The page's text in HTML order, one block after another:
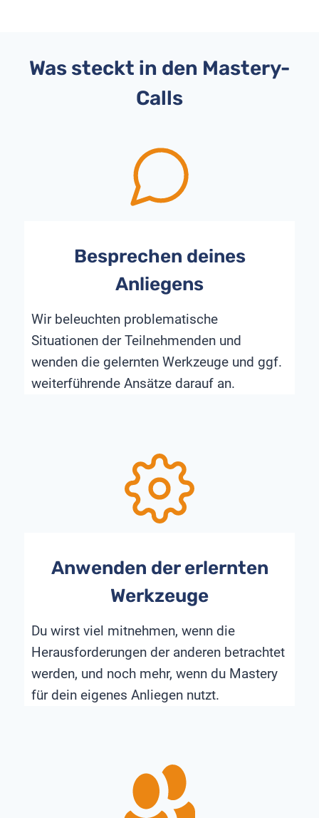
Was steckt in den Mastery-
Calls
Besprechen deines
Anliegens
Wir beleuchten problematische
Situationen der Teilnehmenden und
wenden die gelernten Werkzeuge und ggf.
weiterführende Ansätze darauf an.
Anwenden der erlernten
Werkzeuge
Du wirst viel mitnehmen, wenn die
Herausforderungen der anderen betrachtet
werden, und noch mehr, wenn du Mastery
für dein eigenes Anliegen nutzt.